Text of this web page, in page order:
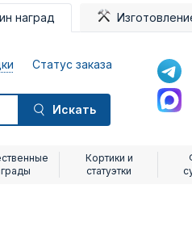
наград
Статус заказа
Искать
Кортики и
статуэтки